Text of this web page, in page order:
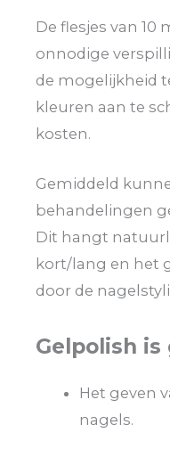
De flesjes van 10
onnodige
de mogelijkheid
kleuren aan te
kosten.
Gemiddeld
behandelingen
Dit hangt
kort/lang en het
door de
Gelpolish
Het geven
nagels.